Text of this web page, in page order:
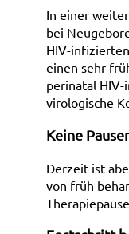
In einer
bei
HIV-
einen sehr
perinatal
virologische
Keine
Derzeit ist
von früh